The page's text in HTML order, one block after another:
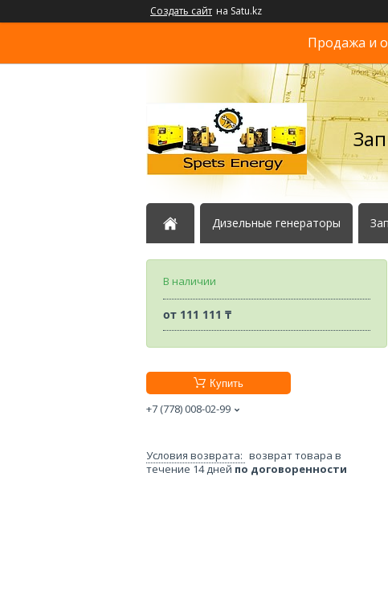
Создать сайт на Satu.kz
Продажа и
Дизельные генераторы
В наличии
от 111 111 ₸
Купить
+7 (778) 008-02-99
возврат товара в
течение 14 дней по договоренности